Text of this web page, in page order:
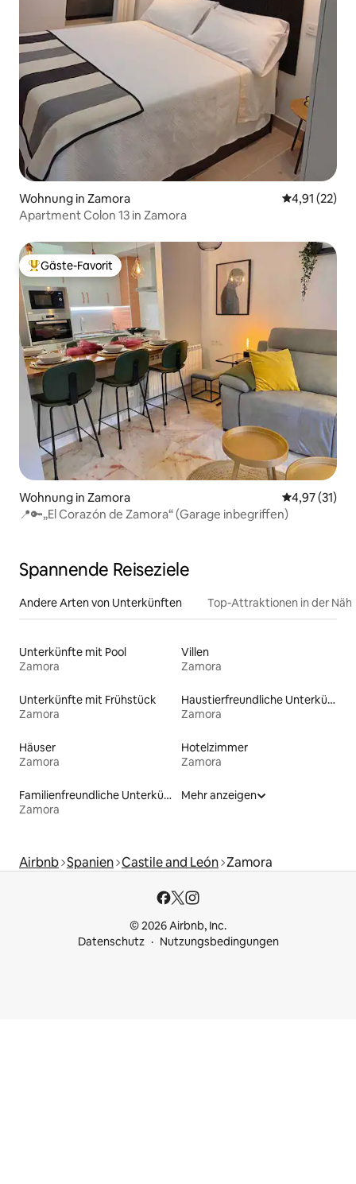
Wohnung in Zamora
4,91 (22)
Apartment Colon 13 in Zamora
Beliebter Gäste-Favorit.
Gäste-Favorit
Wohnung in Zamora
4,97 (31)
📍🔑„El Corazón de Zamora“ (Garage inbegriffen)
Spannende Reiseziele
Andere Arten von Unterkünften Top-Attraktionen in der
Unterkünfte mit Pool
Zamora
Villen
Zamora
Unterkünfte mit Frühstück
Zamora
Haustierfreundliche Unterkünfte
Zamora
Häuser
Zamora
Hotelzimmer
Zamora
Familienfreundliche Unterkünfte
Zamora
Mehr anzeigen
Airbnb Spanien Castile and León Zamora
© 2026 Airbnb, Inc.
Datenschutz
Nutzungsbedingungen